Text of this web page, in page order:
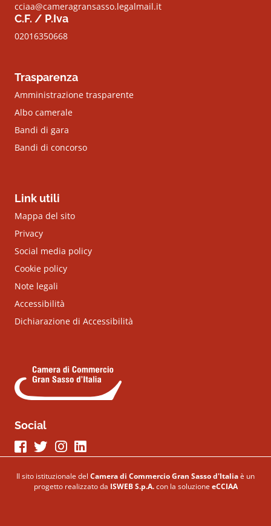
cciaa@cameragransasso.legalmail.it
C.F. / P.Iva
02016350668
Trasparenza
Amministrazione trasparente
Albo camerale
Bandi di gara
Bandi di concorso
Link utili
Mappa del sito
Privacy
Social media policy
Cookie policy
Note legali
Accessibilità
Dichiarazione di Accessibilità
Social
Seguici su Facebook
Seguici su Twitter
Seguici su Instagram
Seguici su LinkeIn
Il sito istituzionale del Camera di Commercio Gran Sasso d'Italia è un
progetto realizzato da ISWEB S.p.A. con la soluzione eCCIAA